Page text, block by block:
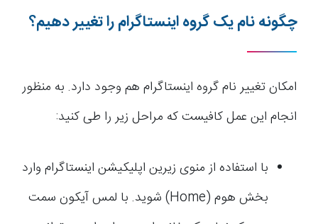
چگونه نام یک گروه اینستاگرام را تغییر دهیم؟
امکان تغییر نام گروه اینستاگرام هم وجود دارد. به منظور
انجام این عمل کافیست که مراحل زیر را طی کنید:
با استفاده از منوی زیرین اپلیکیشن اینستاگرام وارد
بخش هوم (Home) شوید. با لمس آیکون سمت